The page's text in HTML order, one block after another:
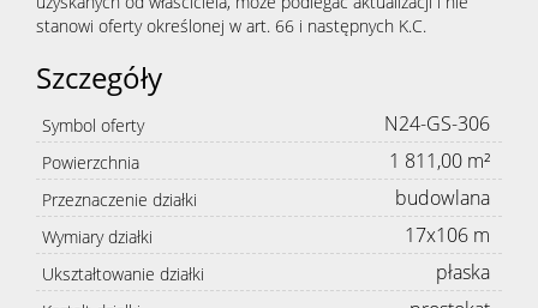
stanowi oferty określonej w art. 66 i następnych K.C.
Szczegóły
Symbol oferty N24-GS-306
Powierzchnia 1 811,00 m²
Przeznaczenie działki budowlana
Wymiary działki 17x106 m
Ukształtowanie działki płaska